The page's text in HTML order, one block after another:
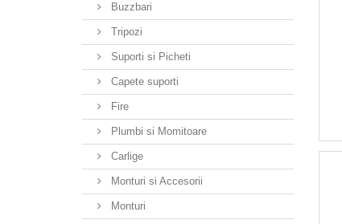
Buzzbari
Tripozi
Suporti si Picheti
Capete suporti
Fire
Plumbi si Momitoare
Carlige
Monturi si Accesorii
Monturi